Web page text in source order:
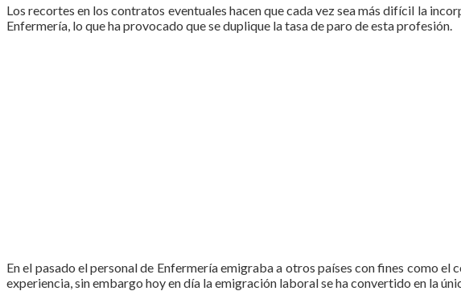
Los recortes en los contratos eventuales hacen que cada vez sea más difícil la
Enfermería, lo que ha provocado que se duplique la tasa de paro de esta profesión.
En el pasado el personal de Enfermería emigraba a otros países con fines como
experiencia, sin embargo hoy en día la emigración laboral se ha convertido en la